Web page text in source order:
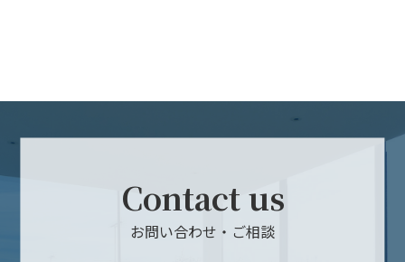
Contact us
お問い合わせ・ご相談